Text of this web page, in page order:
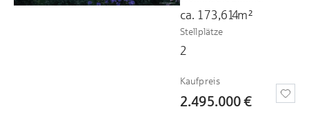
ca. 173,61m²
4
Stellplätze
2
Kaufpreis
2.495.000 €